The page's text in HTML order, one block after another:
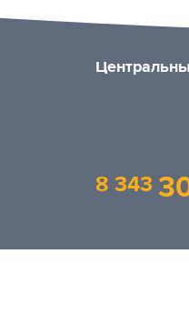
8 343